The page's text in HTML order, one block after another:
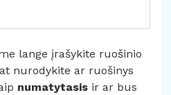
lange įrašykite ruošinio
nurodykite ar ruošinys
numatytasis ir ar bus